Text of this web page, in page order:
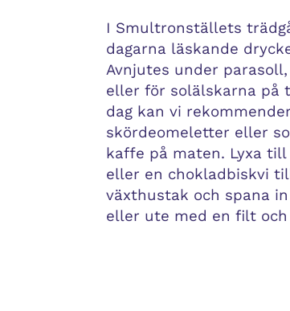
I Smultronställets
dagarna läskande
Avnjutes under
eller för solälskarna på
dag kan vi
skördeomeletter eller
kaffe på maten. Lyxa
eller en chokladbiskvi
växthustak och spana
eller ute med en filt och